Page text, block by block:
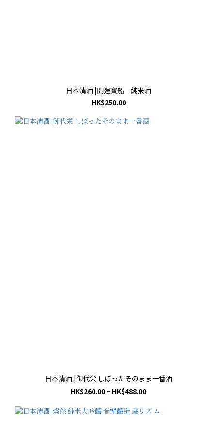
日本清酒 |開運寶船 純米酒
HK$250.00
日本清酒 |御代栄 しぼったそのまま一番酒
HK$260.00 ~ HK$488.00